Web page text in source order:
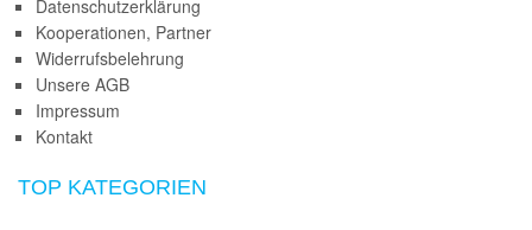
Datenschutzerklärung
Kooperationen, Partner
Widerrufsbelehrung
Unsere AGB
Impressum
Kontakt
TOP KATEGORIEN